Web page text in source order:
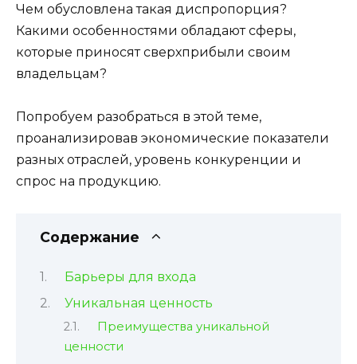
Чем обусловлена такая диспропорция?
Какими особенностями обладают сферы,
которые приносят сверхприбыли своим
владельцам?
Попробуем разобраться в этой теме,
проанализировав экономические показатели
разных отраслей, уровень конкуренции и
спрос на продукцию.
Содержание
Барьеры для входа
Уникальная ценность
Преимущества уникальной
ценности